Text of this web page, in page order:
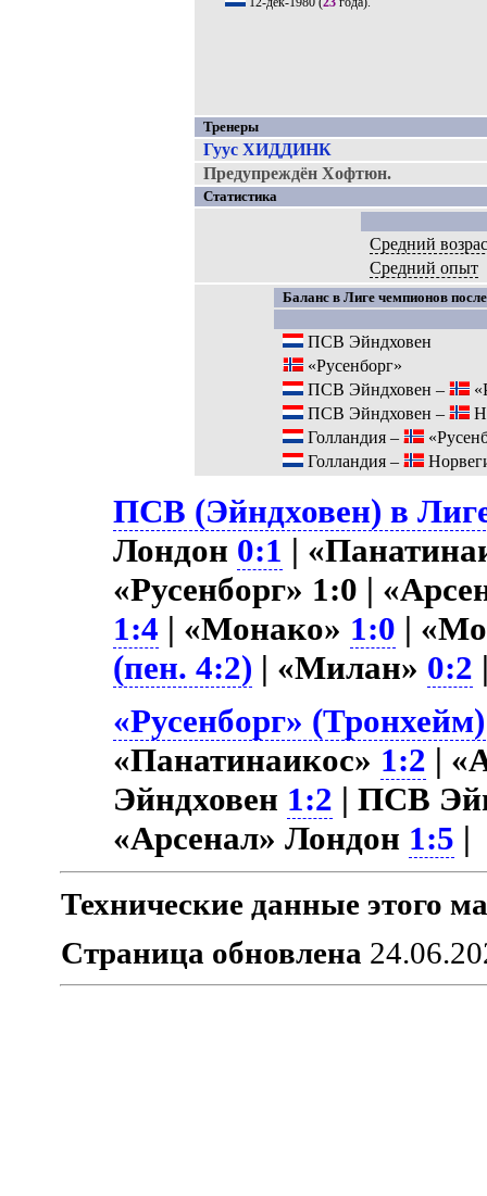
Тренеры
Гуус ХИДДИНК
Предупреждён Хофтюн.
Статистика
Средний
Средний опыт
Баланс в Лиге чемпионов
ПСВ Эйндховен
«Русенборг»
ПСВ Эйндховен –
ПСВ Эйндховен –
Голландия –
Голландия –
ПСВ (Эйндховен) в
Лондон 0:1 |
«Русенборг» 1:0 |
1:4 | «Монако» 1:0 |
(пен. 4:2) | «Милан» 0:2
«Русенборг»
«Панатинаикос» 1:2 |
Эйндховен 1:2 | ПСВ
«Арсенал» Лондон 1:5 |
Технические данные этого
Страница обновлена